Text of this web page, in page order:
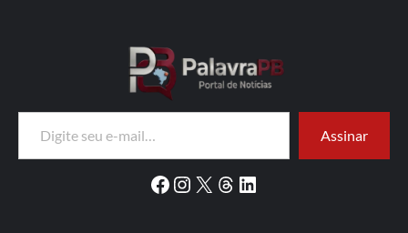
Digite seu e-mail…
Assinar
Facebook
Instagram
X Threads
LinkedIn